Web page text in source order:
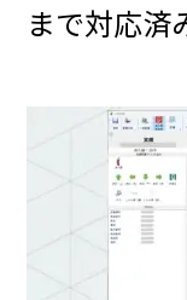
まで対応済